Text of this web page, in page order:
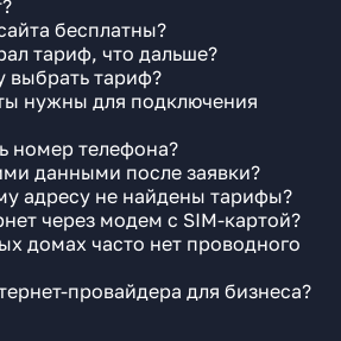
бесплатны?
тариф, что дальше?
выбрать тариф?
нужны для подключения
номер телефона?
данными после заявки?
адресу не найдены тарифы?
через модем с SIM-картой?
домах часто нет проводного
провайдера для бизнеса?